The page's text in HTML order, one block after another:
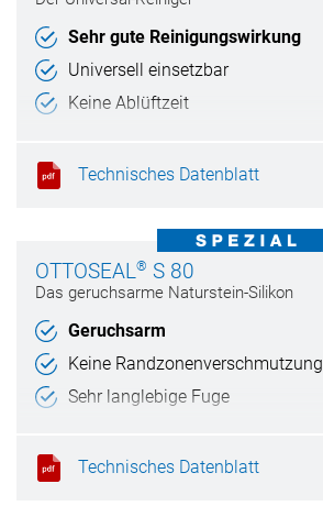
Sehr gute Reinigungswirkung
Universell einsetzbar
Keine Ablüftzeit
Technisches Datenblatt
OTTOSEAL® S 80
Das geruchsarme Naturstein-Silikon
Geruchsarm
Keine Randzonenverschmutzung
Sehr langlebige Fuge
Technisches Datenblatt